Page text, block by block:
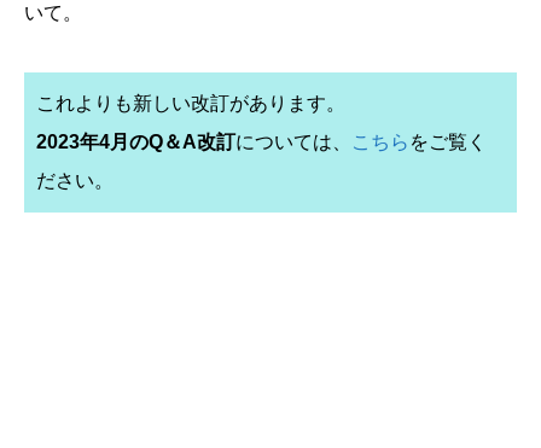
いて。
これよりも新しい改訂があります。
2023年4月のQ＆A改訂については、 こちら をご覧く
ださい。